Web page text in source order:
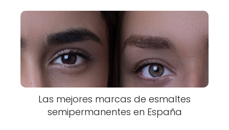
Las mejores marcas de esmaltes
semipermanentes en España